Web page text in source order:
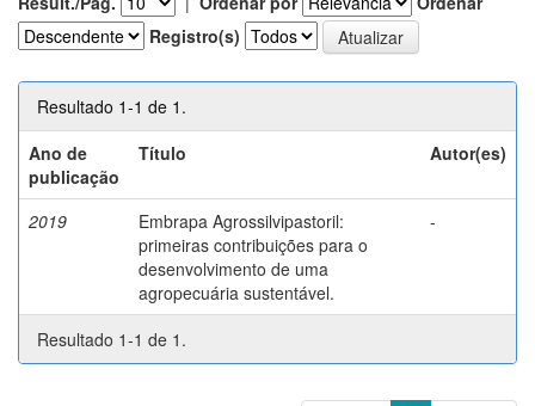
Registro(s)
Resultado 1-1 de 1.
Ano de
publicação
Título Autor(es)
2019
Embrapa Agrossilvipastoril:
primeiras contribuições para o
desenvolvimento de uma
agropecuária sustentável.
-
Resultado 1-1 de 1.